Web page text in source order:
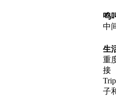
鸣
中
生
重
接
子